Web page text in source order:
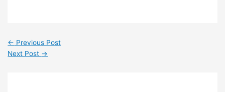
← Previous Post
Next Post →